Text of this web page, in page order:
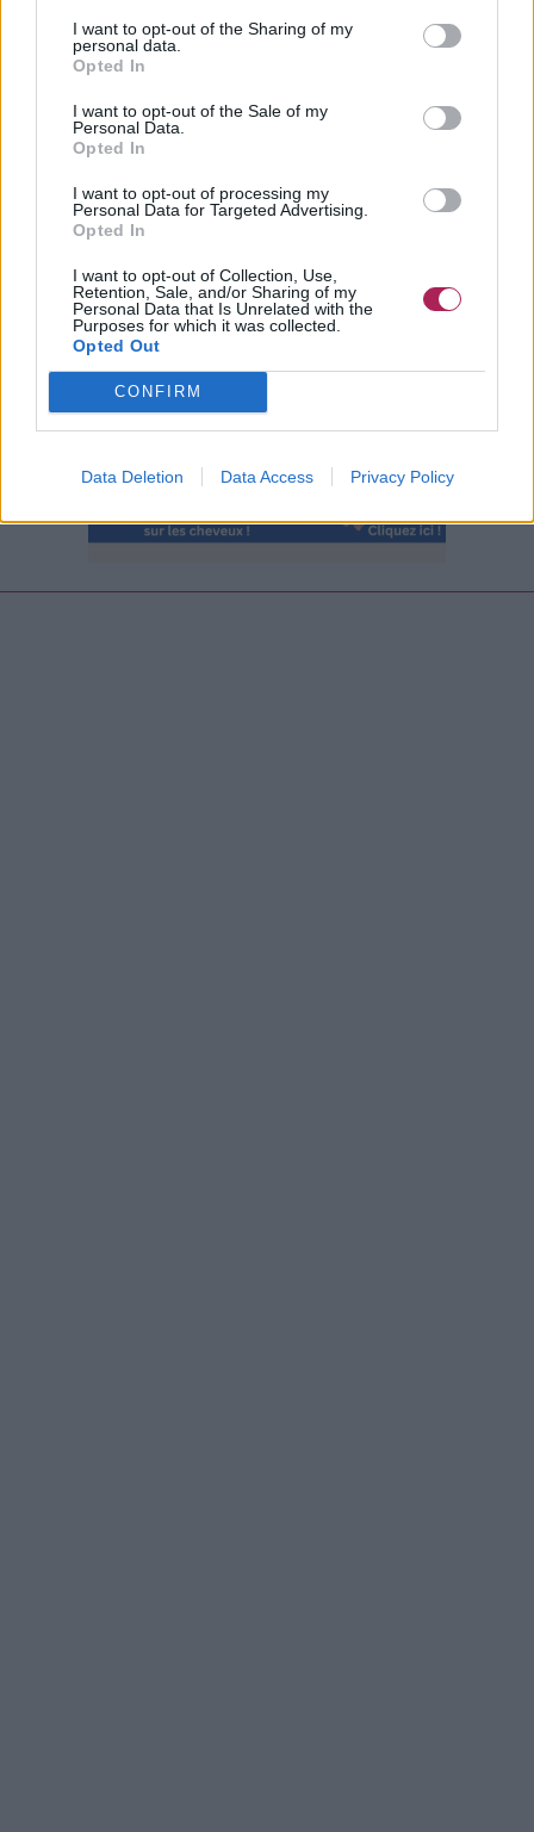
I want to opt-out of the Sharing of my
personal data.
Opted In
I want to opt-out of the Sale of my
Personal Data.
Opted In
I want to opt-out of processing my
Personal Data for Targeted Advertising.
Opted In
I want to opt-out of Collection, Use,
Retention, Sale, and/or Sharing of my
Personal Data that Is Unrelated with the
Purposes for which it was collected.
Opted Out
CONFIRM
Data Deletion Data Access Privacy Policy